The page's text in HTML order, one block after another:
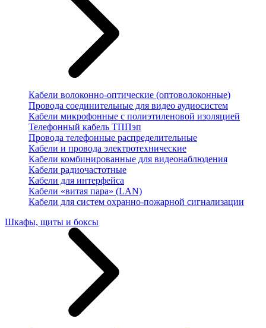
Кабели волоконно-оптические (оптоволоконные)
Провода соединительные для видео аудиосистем
Кабели микрофонные с полиэтиленовой изоляцией
Телефонный кабель ТППэп
Провода телефонные распределительные
Кабели и провода электротехнические
Кабели комбинированные для видеонаблюдения
Кабели радиочастотные
Кабели для интерфейса
Кабели «витая пара» (LAN)
Кабели для систем охранно-пожарной сигнализации
Шкафы, щиты и боксы